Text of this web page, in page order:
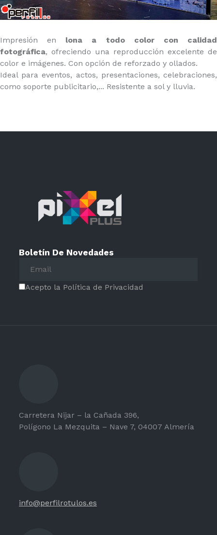
Impresión en lona a todo color con calidad
fotográfica, ofreciendo una reproducción excelente de
color e imágenes. Con opción de reforzado y ollados.
Ideal para eventos, actos, presentaciones, celebraciones,
como soporte publicitario,... Resistente a sol y lluvia.
Boletín De Novedades
Acepto la Política de Privacidad
Carretera Nijar – la Cañada 396,
Polígono La Mezquita – Nave 7, 04007 Almería
info@perfilrotulos.es